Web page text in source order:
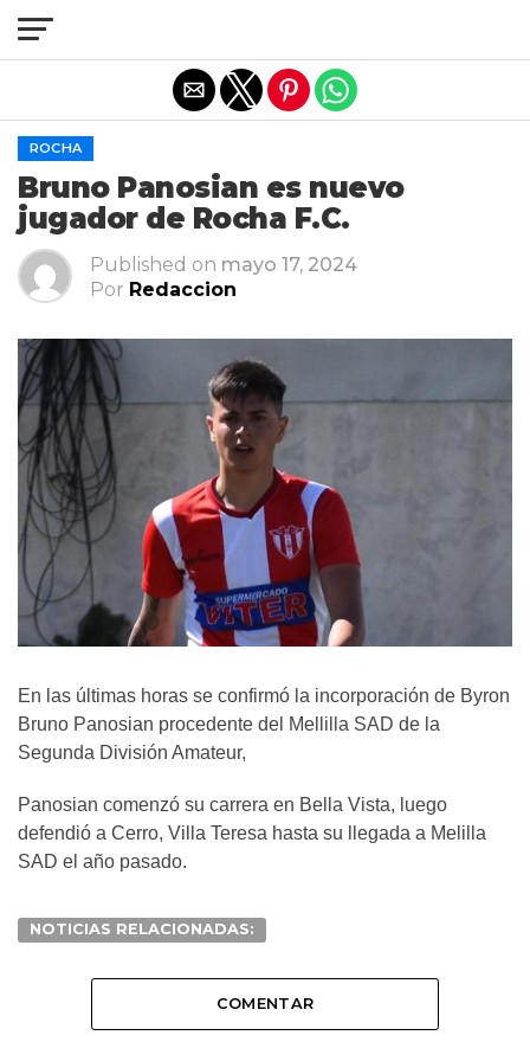
ROCHA
Bruno Panosian es nuevo
jugador de Rocha F.C.
Published on mayo 17, 2024
Por Redaccion
En las últimas horas se confirmó la incorporación de Byron
Bruno Panosian procedente del Mellilla SAD de la
Segunda División Amateur,
Panosian comenzó su carrera en Bella Vista, luego
defendió a Cerro, Villa Teresa hasta su llegada a Melilla
SAD el año pasado.
NOTICIAS RELACIONADAS:
COMENTAR